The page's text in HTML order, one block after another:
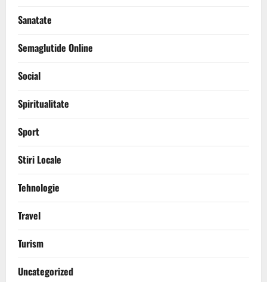
Sanatate
Semaglutide Online
Social
Spiritualitate
Sport
Stiri Locale
Tehnologie
Travel
Turism
Uncategorized